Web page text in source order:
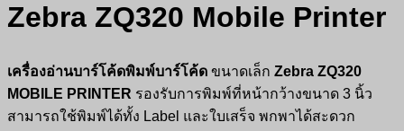
Zebra ZQ320 Mobile Printer
เครื่องอ่านบาร์โค้ดพิมพ์บาร์โค้ด ขนาดเล็ก Zebra ZQ320
MOBILE PRINTER รองรับการพิมพ์ที่หน้ากว้างขนาด 3 นิ้ว
สามารถใช้พิมพ์ได้ทั้ง Label และใบเสร็จ พกพาได้สะดวก